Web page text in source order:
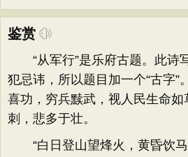
鉴赏
“从军行”是乐府古题。此诗
犯忌讳，所以题目加一个“古字”
喜功，穷兵黩武，视人民生命
刺，悲多于壮。
“白日登山望烽火，黄昏饮马